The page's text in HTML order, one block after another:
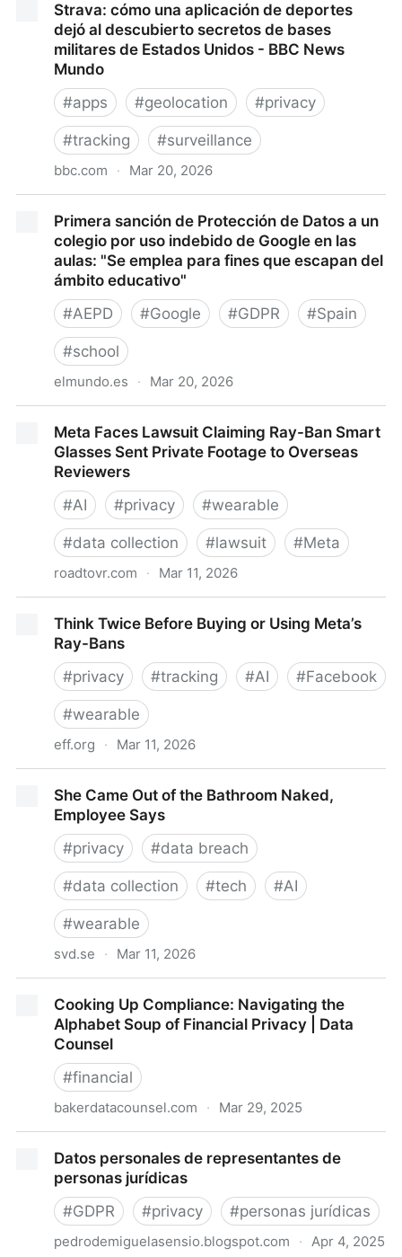
Gaulle » localisé en temps réel par « Le Monde »
grâce à l’application de sport
Strava: cómo una aplicación de deportes
dejó al descubierto secretos de bases
militares de Estados Unidos - BBC News
Mundo
#apps #geolocation #privacy
#tracking #surveillance
bbc.com · Mar 20, 2026
descubierto secretos de bases militares de Estados
Unidos - BBC News Mundo
Primera sanción de Protección de Datos a un
colegio por uso indebido de Google en las
aulas: "Se emplea para fines que escapan del
ámbito educativo"
#AEPD #Google #GDPR #Spain
#school
elmundo.es · Mar 20, 2026
por uso indebido de Google en las aulas: "Se emplea
para fines que escapan del ámbito educativo"
Meta Faces Lawsuit Claiming Ray-Ban Smart
Glasses Sent Private Footage to Overseas
Reviewers
#AI #privacy #wearable
#data collection #lawsuit #Meta
roadtovr.com · Mar 11, 2026
Glasses Sent Private Footage to Overseas Reviewers
Think Twice Before Buying or Using Meta’s
Ray-Bans
#privacy #tracking #AI #Facebook
#wearable
eff.org · Mar 11, 2026
She Came Out of the Bathroom Naked,
Employee Says
#privacy #data breach
#data collection #tech #AI
#wearable
svd.se · Mar 11, 2026
Cooking Up Compliance: Navigating the
Alphabet Soup of Financial Privacy | Data
Counsel
#financial
bakerdatacounsel.com · Mar 29, 2025
Soup of Financial Privacy | Data Counsel
Datos personales de representantes de
personas jurídicas
#GDPR #privacy #personas jurídicas
pedrodemiguelasensio.blogspot.com · Apr 4, 2025